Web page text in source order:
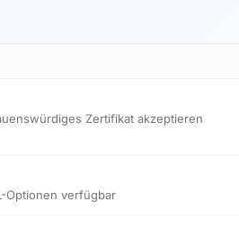
Zertifikat akzeptieren
Optionen verfügbar